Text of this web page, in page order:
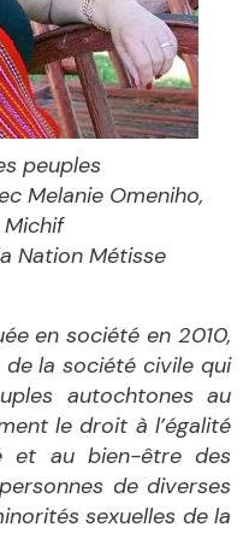
peuples
Melanie Omeniho,
Nation Métisse
en société en 2010,
la société civile qui
autochtones au
le droit à l’égalité
et au bien-être des
de diverses
sexuelles de la